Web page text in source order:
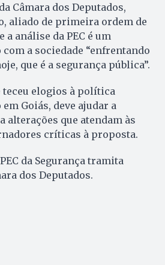
Câmara dos Deputados,
aliado de primeira ordem de
a análise da PEC é um
a sociedade “enfrentando
que é a segurança pública”.
teceu elogios à política
Goiás, deve ajudar a
alterações que atendam às
críticas à proposta.
da Segurança tramita
dos Deputados.